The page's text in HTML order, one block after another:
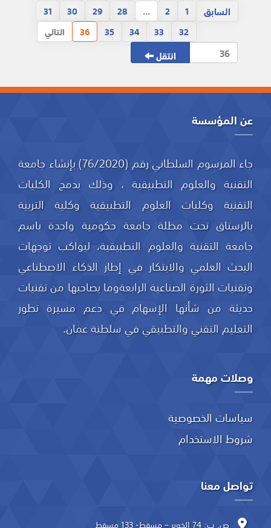
السابق 1
2
...
28
29
30
31
32
33
34
35
36 التالي
انتقل
عن المؤسسة
جاء المرسوم السلطاني رقم (76/2020) بإنشاء جامعة
التقنية والعلوم التطبيقية ، وذلك بدمج الكليات
التقنية وكليات العلوم التطبيقية وكلية التربية
بالرستاق تحت مظلة جامعة حكومية واحدة باسم
جامعة التقنية والعلوم التطبيقية، ليواكب توجهات
البحث العلمي والابتكار في إطار الذكاء الاصطناعي
وتقنيات الثورة الصناعية الرابعةوما يصاحبها من تقنيات
حديثة من شأنها الإسهام في دعم مسيرة تطور
التعليم التقني والتطبيقي في سلطنة عمان.
وصلات مهمة
سياسات الخصوصية
شروط الاستخدام
تواصل معنا
ص. ب: 74 الخوير – مسقط- 133 مسقط